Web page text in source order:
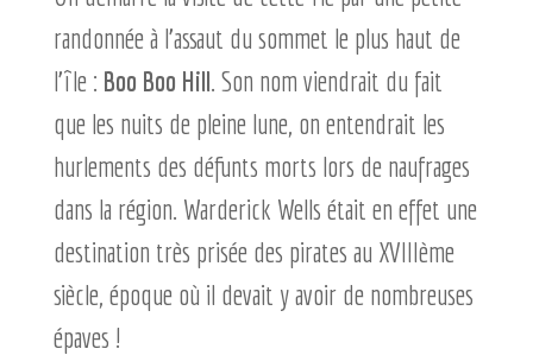
randonnée à l’assaut du sommet le plus haut de
l’île : Boo Boo Hill. Son nom viendrait du fait
que les nuits de pleine lune, on entendrait les
hurlements des défunts morts lors de naufrages
dans la région. Warderick Wells était en effet une
destination très prisée des pirates au XVIIIème
siècle, époque où il devait y avoir de nombreuses
épaves !